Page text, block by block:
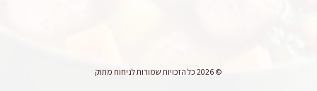
© 2026 כל הזכויות שמורות לניחוח מתוק